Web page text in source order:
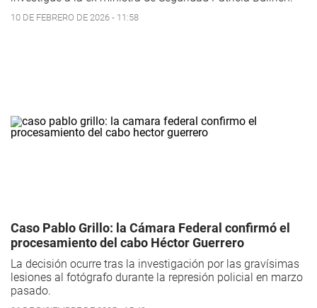
10 DE FEBRERO DE 2026 - 11:58
Caso Pablo Grillo: la Cámara Federal confirmó el
procesamiento del cabo Héctor Guerrero
La decisión ocurre tras la investigación por las gravísimas
lesiones al fotógrafo durante la represión policial en marzo
pasado.